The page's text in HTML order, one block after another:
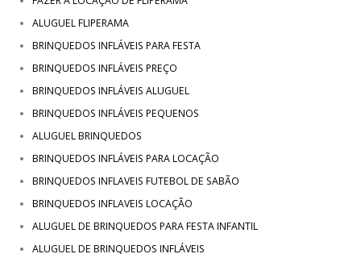
ALUGUEL FLIPERAMA
BRINQUEDOS INFLÁVEIS PARA FESTA
BRINQUEDOS INFLÁVEIS PREÇO
BRINQUEDOS INFLÁVEIS ALUGUEL
BRINQUEDOS INFLÁVEIS PEQUENOS
ALUGUEL BRINQUEDOS
BRINQUEDOS INFLÁVEIS PARA LOCAÇÃO
BRINQUEDOS INFLAVEIS FUTEBOL DE SABÃO
BRINQUEDOS INFLAVEIS LOCAÇÃO
ALUGUEL DE BRINQUEDOS PARA FESTA INFANTIL
ALUGUEL DE BRINQUEDOS INFLÁVEIS